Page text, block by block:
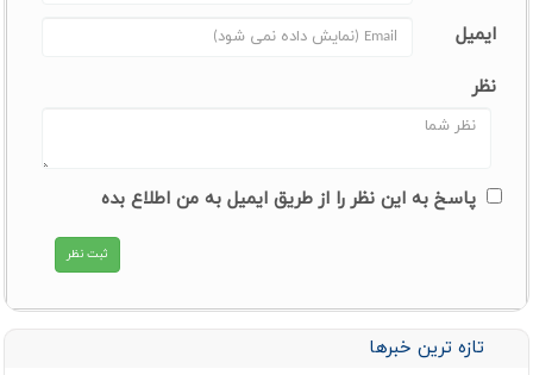
ایمیل
نظر
پاسخ به این نظر را از طریق ایمیل به من اطلاع بده
تازه ترین خبرها